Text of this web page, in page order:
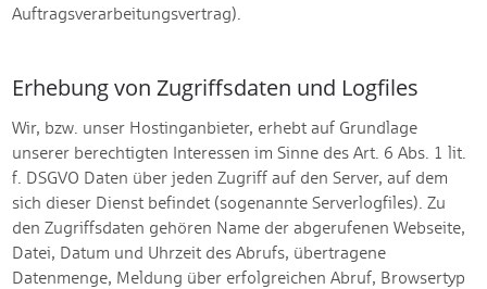
Auftragsverarbeitungsvertrag).
Erhebung von Zugriffsdaten und Logfiles
Wir, bzw. unser Hostinganbieter, erhebt auf Grundlage
unserer berechtigten Interessen im Sinne des Art. 6 Abs. 1 lit.
f. DSGVO Daten über jeden Zugriff auf den Server, auf dem
sich dieser Dienst befindet (sogenannte Serverlogfiles). Zu
den Zugriffsdaten gehören Name der abgerufenen Webseite,
Datei, Datum und Uhrzeit des Abrufs, übertragene
Datenmenge, Meldung über erfolgreichen Abruf, Browsertyp